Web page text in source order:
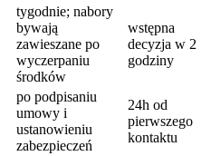
tygodnie; nabory
bywają
zawieszane po
wyczerpaniu
środków
wstępna
decyzja w 2
godziny
po podpisaniu
umowy i
ustanowieniu
zabezpieczeń
24h od
pierwszego
kontaktu